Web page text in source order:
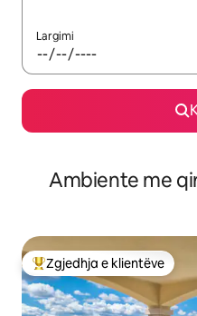
Largimi
Ambiente me
Më të mirat e zgjedhjeve të
Zgjedhja e klientëve